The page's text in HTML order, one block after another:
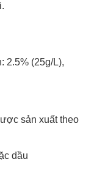
2.5% (25g/L),
sản xuất theo
dầu